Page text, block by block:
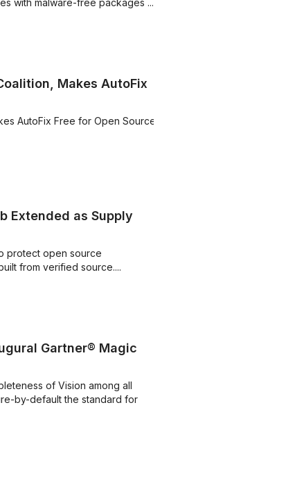
with malware-free packages ...
Makes AutoFix
AutoFix Free for Open Source
Extended as Supply
protect open source
from verified source....
Gartner® Magic
of Vision among all
by-default the standard for